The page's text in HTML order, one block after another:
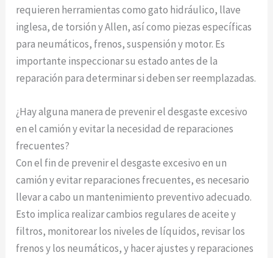
requieren herramientas como gato hidráulico, llave
inglesa, de torsión y Allen, así como piezas específicas
para neumáticos, frenos, suspensión y motor. Es
importante inspeccionar su estado antes de la
reparación para determinar si deben ser reemplazadas.
¿Hay alguna manera de prevenir el desgaste excesivo
en el camión y evitar la necesidad de reparaciones
frecuentes?
Con el fin de prevenir el desgaste excesivo en un
camión y evitar reparaciones frecuentes, es necesario
llevar a cabo un mantenimiento preventivo adecuado.
Esto implica realizar cambios regulares de aceite y
filtros, monitorear los niveles de líquidos, revisar los
frenos y los neumáticos, y hacer ajustes y reparaciones